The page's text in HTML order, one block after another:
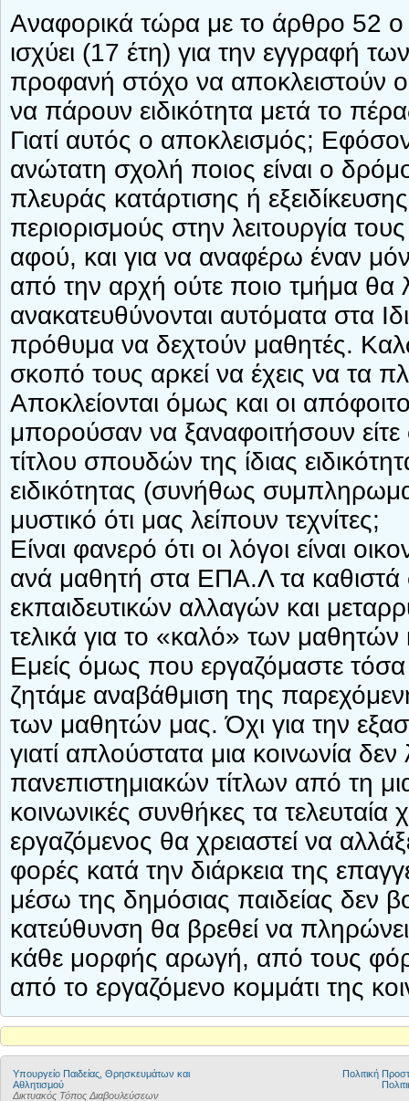
Αναφορικά τώρα με το άρθρο 52 ο
ισχύει (17 έτη) για την εγγραφή
προφανή στόχο να αποκλειστούν
να πάρουν ειδικότητα μετά το
Γιατί αυτός ο αποκλεισμός;
ανώτατη σχολή ποιος είναι ο
πλευράς κατάρτισης ή
περιορισμούς στην λειτουργία
αφού, και για να αναφέρω έναν
από την αρχή ούτε ποιο τμήμα θα
ανακατευθύνονται αυτόματα στα
πρόθυμα να δεχτούν μαθητές.
σκοπό τους αρκεί να έχεις να τα
Αποκλείονται όμως και οι
μπορούσαν να ξαναφοιτήσουν
τίτλου σπουδών της ίδιας
ειδικότητας (συνήθως
μυστικό ότι μας λείπουν τεχνίτες;
Είναι φανερό ότι οι λόγοι είναι
ανά μαθητή στα ΕΠΑ.Λ τα
εκπαιδευτικών αλλαγών και
τελικά για το «καλό» των μαθητών
Εμείς όμως που εργαζόμαστε
ζητάμε αναβάθμιση της
των μαθητών μας. Όχι για την
γιατί απλούστατα μια κοινωνία
πανεπιστημιακών τίτλων από τη
κοινωνικές συνθήκες τα τελευταία
εργαζόμενος θα χρειαστεί να
φορές κατά την διάρκεια της
μέσω της δημόσιας παιδείας δεν
κατεύθυνση θα βρεθεί να
κάθε μορφής αρωγή, από τους
από το εργαζόμενο κομμάτι της
Υπουργείο Παιδείας, Θρησκευμάτων και
Αθλητισμού
Δικτυακός Τόπος Διαβουλεύσεων
Πολιτική